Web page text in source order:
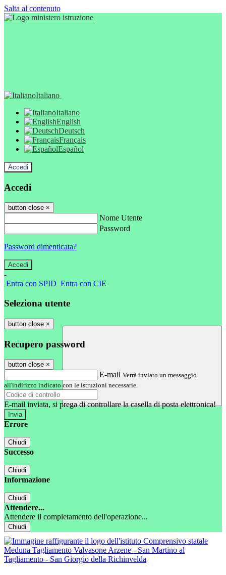
Salta al contenuto
Italiano
Italiano
English
Deutsch
Français
Español
Accedi
Accedi
button close ×
Nome Utente
Password
Password dimenticata?
-
Entra con SPID Entra con CIE
Seleziona utente
button close ×
Recupero password
button close ×
E-mail Verrà inviato un messaggio
all'indirizzo indicato con le istruzioni necessarie.
E-mail inviata, si prega di controllare la casella di posta elettronica!
Errore
Chiudi
Successo
Chiudi
Informazione
Chiudi
Attendere...
Attendere il completamento dell'operazione...
Chiudi